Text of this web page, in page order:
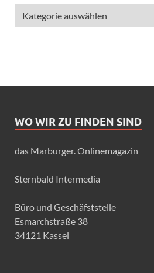
WO WIR ZU FINDEN SIND
das Marburger. Onlinemagazin
Sternbald Intermedia
Büro und Geschäfststelle
Esmarchstraße 38
34121 Kassel